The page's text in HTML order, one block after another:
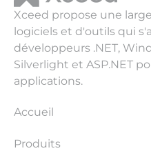
Xceed propose une
logiciels et d'outils qui
développeurs .NET,
Silverlight et ASP.NET
applications.
Accueil
Produits